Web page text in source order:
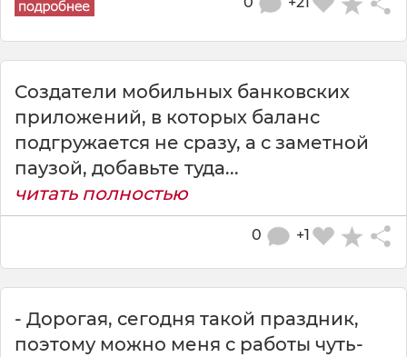
Создатели мобильных банковских
приложений, в которых баланс
подгружается не сразу, а с заметной
паузой, добавьте туда...
читать полностью
+1
0
- Дорогая, сегодня такой праздник,
поэтому можно меня с работы чуть-